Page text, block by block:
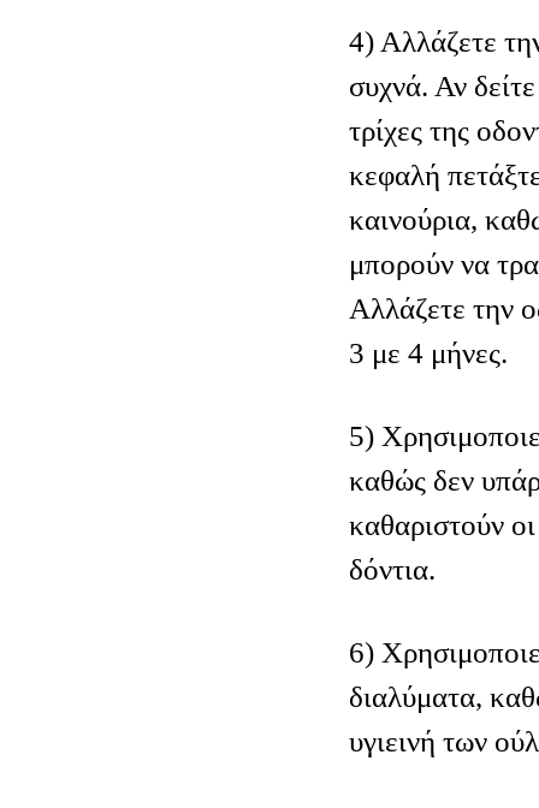
4) Αλλάζετε
συχνά. Αν
τρίχες της
κεφαλή
καινούρια,
μπορούν να
Αλλάζετε την
3 με 4 μήνες.
5)
καθώς δεν
καθαριστούν
δόντια.
6)
διαλύματα,
υγιεινή των